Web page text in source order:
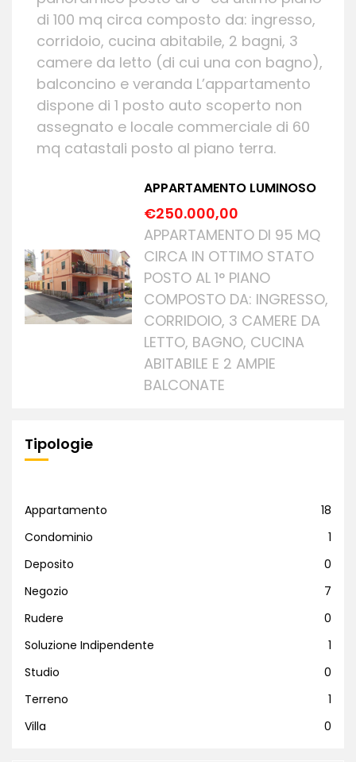
di 100 mq circa composto da: ingresso,
corridoio, cucina abitabile, 2 bagni, 3
camere da letto (di cui una con bagno),
balconcino e veranda L’appartamento
dispone di 1 posto auto scoperto non
assegnato e locale commerciale di 60
mq catastali posto al piano terra.
APPARTAMENTO LUMINOSO
€250.000,00
APPARTAMENTO DI 95 MQ
CIRCA IN OTTIMO STATO
POSTO AL 1° PIANO
COMPOSTO DA: INGRESSO,
CORRIDOIO, 3 CAMERE DA
LETTO, BAGNO, CUCINA
ABITABILE E 2 AMPIE
BALCONATE
Tipologie
Appartamento
18
Condominio
1
Deposito
0
Negozio
7
Rudere
0
Soluzione Indipendente
1
Studio
0
Terreno
1
Villa
0